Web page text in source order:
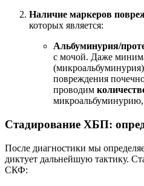
Наличие маркеров
которых является:
Альбуминурия/
с мочой. Даже
повреждения
проводим
Стадирование ХБП:
После диагностики мы
диктует дальнейшую тактику.
СКФ: